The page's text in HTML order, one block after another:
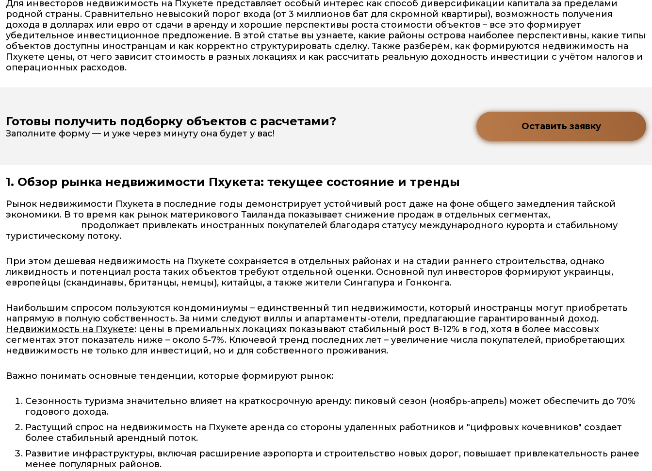
Для инвесторов недвижимость на Пхукете представляет особый интерес как способ диверсификации капитала за пределами
родной страны. Сравнительно невысокий порог входа (от 3 миллионов бат для скромной квартиры), возможность получения
дохода в долларах или евро от сдачи в аренду и хорошие перспективы роста стоимости объектов – все это формирует
убедительное инвестиционное предложение. В этой статье вы узнаете, какие районы острова наиболее перспективны, какие типы
объектов доступны иностранцам и как корректно структурировать сделку. Также разберём, как формируются недвижимость на
Пхукете цены, от чего зависит стоимость в разных локациях и как рассчитать реальную доходность инвестиции с учётом налогов и
операционных расходов.
Готовы получить подборку объектов с расчетами?
Заполните форму — и уже через минуту она будет у вас!
Оставить заявку
1. Обзор рынка недвижимости Пхукета: текущее состояние и тренды
Рынок недвижимости Пхукета в последние годы демонстрирует устойчивый рост даже на фоне общего замедления тайской
экономики. В то время как рынок материкового Таиланда показывает снижение продаж в отдельных сегментах,
продолжает привлекать иностранных покупателей благодаря статусу международного курорта и стабильному
туристическому потоку.
При этом дешевая недвижимость на Пхукете сохраняется в отдельных районах и на стадии раннего строительства, однако
ликвидность и потенциал роста таких объектов требуют отдельной оценки. Основной пул инвесторов формируют украинцы,
европейцы (скандинавы, британцы, немцы), китайцы, а также жители Сингапура и Гонконга.
Наибольшим спросом пользуются кондоминиумы – единственный тип недвижимости, который иностранцы могут приобретать
напрямую в полную собственность. За ними следуют виллы и апартаменты-отели, предлагающие гарантированный доход.
Недвижимость на Пхукете: цены в премиальных локациях показывают стабильный рост 8-12% в год, хотя в более массовых
сегментах этот показатель ниже – около 5-7%. Ключевой тренд последних лет – увеличение числа покупателей, приобретающих
недвижимость не только для инвестиций, но и для собственного проживания.
Важно понимать основные тенденции, которые формируют рынок:
Сезонность туризма значительно влияет на краткосрочную аренду: пиковый сезон (ноябрь-апрель) может обеспечить до 70%
годового дохода.
Растущий спрос на недвижимость на Пхукете аренда со стороны удаленных работников и "цифровых кочевников" создает
более стабильный арендный поток.
Развитие инфраструктуры, включая расширение аэропорта и строительство новых дорог, повышает привлекательность ранее
менее популярных районов.